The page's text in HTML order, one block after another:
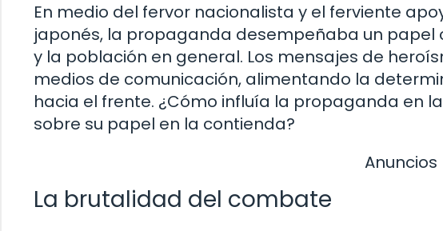
En medio del fervor nacionalista y el ferviente
japonés, la propaganda desempeñaba un papel
y la población en general. Los mensajes de
medios de comunicación, alimentando la
hacia el frente. ¿Cómo influía la propaganda en
sobre su papel en la contienda?
Anuncios
La brutalidad del combate